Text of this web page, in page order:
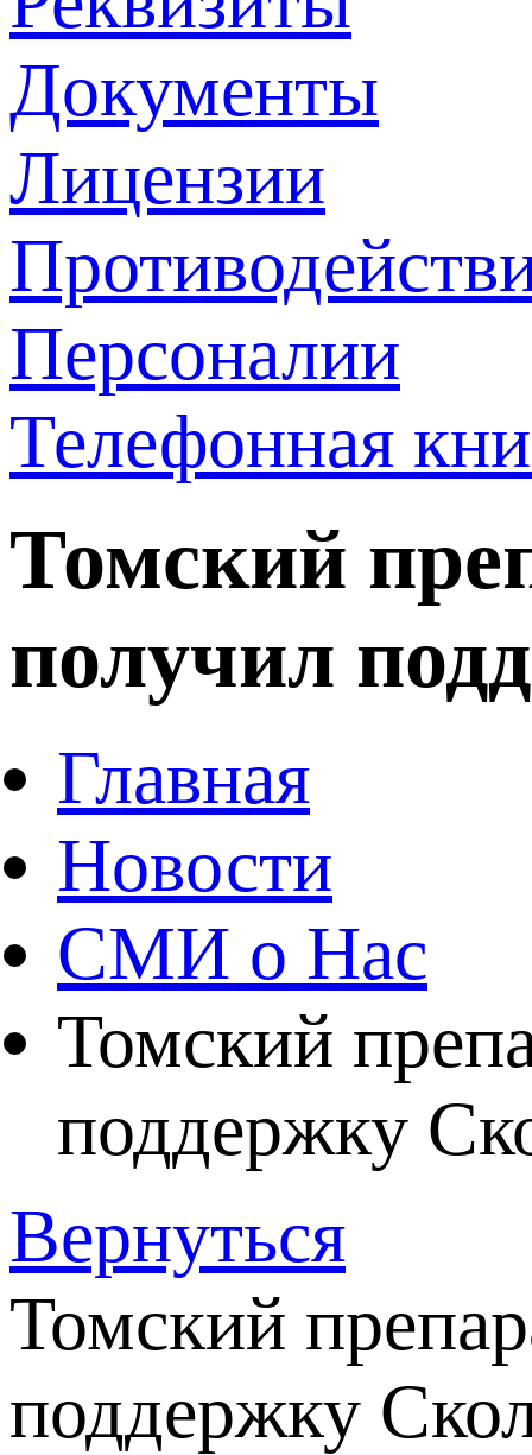
Документы
Лицензии
Персоналии
Телефонная
Томский
получил
Главная
Новости
СМИ о Нас
Томский
поддержку
Вернуться
Томский
поддержку